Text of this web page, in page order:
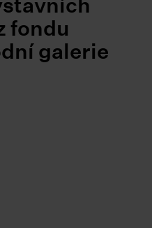
fondu
galerie